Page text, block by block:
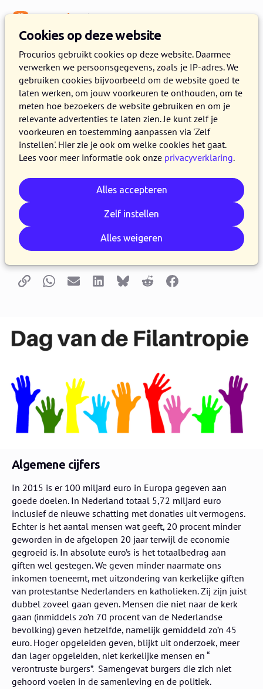
Cookies op deze website
Procurios gebruikt cookies op deze website. Daarmee
verwerken we persoonsgegevens, zoals je IP-adres. We
gebruiken cookies bijvoorbeeld om de website goed te
laten werken, om jouw voorkeuren te onthouden, om te
meten hoe bezoekers de website gebruiken en om je
relevante advertenties te laten zien. Je kunt zelf je
voorkeuren en toestemming aanpassen via 'Zelf
instellen'. Hier zie je ook om welke cookies het gaat.
Lees voor meer informatie ook onze privacyverklaring.
Alles accepteren
Zelf instellen
Alles weigeren
Fondsenwerving
Dag van de Filantropie 2017
2 MEI 2017 MARLIES VRINGER 4 MINUTEN LEZEN
Op donderdag 20 april vond de Dag van de
Filantropie plaats bij de VU in Amsterdam.
Procurios was aanwezig bij het feestelijke
van Nederlands grootste en oudste
geefonderzoek: “Geven in Nederland”. In dit
blog een korte samenvatting van de
belangrijkste en opvallendste zaken.
Kopieer linkWhatsappE-mailLinkedInBlueskyReddit Facebook
Algemene cijfers
In 2015 is er 100 miljard euro in Europa gegeven aan
goede doelen. In Nederland totaal 5,72 miljard euro
inclusief de nieuwe schatting met donaties uit vermogens.
Echter is het aantal mensen wat geeft, 20 procent minder
geworden in de afgelopen 20 jaar terwijl de economie
gegroeid is. In absolute euro’s is het totaalbedrag aan
giften wel gestegen. We geven minder naarmate ons
inkomen toeneemt, met uitzondering van kerkelijke giften
van protestantse Nederlanders en katholieken. Zij zijn juist
dubbel zoveel gaan geven. Mensen die niet naar de kerk
gaan (inmiddels zo’n 70 procent van de Nederlandse
bevolking) geven hetzelfde, namelijk gemiddeld zo’n 45
euro. Hoger opgeleiden geven, blijkt uit onderzoek, meer
dan lager opgeleiden, niet kerkelijke mensen en “
verontruste burgers”. Samengevat burgers die zich niet
gehoord voelen in de samenleving en de politiek.